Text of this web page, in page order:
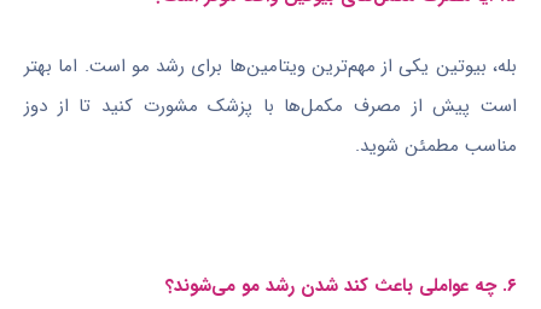
بله، بیوتین یکی از مهم‌ترین ویتامین‌ها برای رشد مو است. اما بهتر
است پیش از مصرف مکمل‌ها با پزشک مشورت کنید تا از دوز
مناسب مطمئن شوید.
۶. چه عواملی باعث کند شدن رشد مو می‌شوند؟